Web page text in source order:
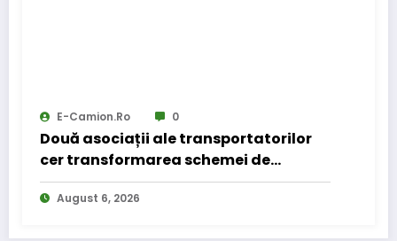
E-Camion.ro 0
Două asociații ale transportatorilor
cer transformarea schemei de
compensare a accizei în mecanism
permanent
August 6, 2026